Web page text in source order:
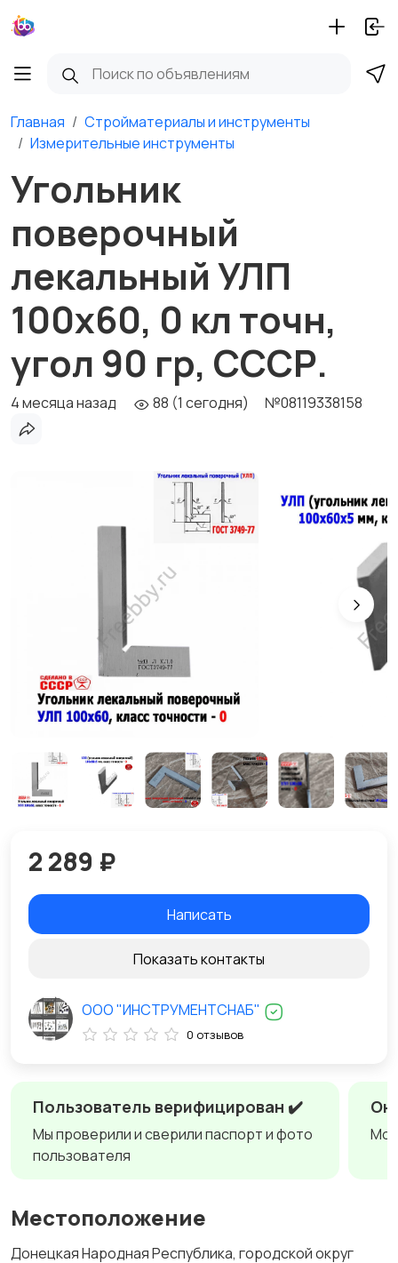
Главная
Стройматериалы и инструменты
Измерительные инструменты
Угольник
поверочный
лекальный УЛП
100х60, 0 кл точн,
угол 90 гр, СССР.
4 месяца назад 88 (1 сегодня) №08119338158
Пользователь верифицирован ✔️
Мы проверили и сверили паспорт и фото
пользователя
Местоположение
Донецкая Народная Республика, городской округ
2 289 ₽
Написать
Показать контакты
ООО "ИНСТРУМЕНТСНАБ"
0 отзывов